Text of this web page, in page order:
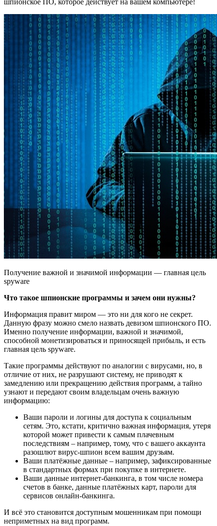
Получение важной и значимой информации — главная цель
spyware
Что такое шпионские программы и зачем они нужны?
Информация правит миром — это ни для кого не секрет.
Данную фразу можно смело назвать девизом шпионского ПО.
Именно получение информации, важной и значимой,
способной монетизироваться и приносящей прибыль, и есть
главная цель spyware.
Такие программы действуют по аналогии с вирусами, но, в
отличие от них, не разрушают систему, не приводят к
замедлению или прекращению действия программ, а тайно
узнают и передают своим владельцам очень важную
информацию:
Ваши пароли и логины для доступа к социальным
сетям. Это, кстати, критично важная информация, утеря
которой может привести к самым плачевным
последствиям – например, тому, что с вашего аккаунта
разошлют вирус-шпион всем вашим друзьям.
Ваши платёжные данные – например, зафиксированные
в стандартных формах при покупке в интернете.
Ваши данные интернет-банкинга, в том числе номера
счетов в банке, данные платёжных карт, пароли для
сервисов онлайн-банкинга.
И всё это становится доступным мошенникам при помощи
неприметных на вид программ.